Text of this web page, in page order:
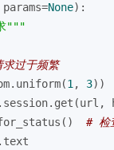
None):
"""
过于频繁
1 , 3))
# 检